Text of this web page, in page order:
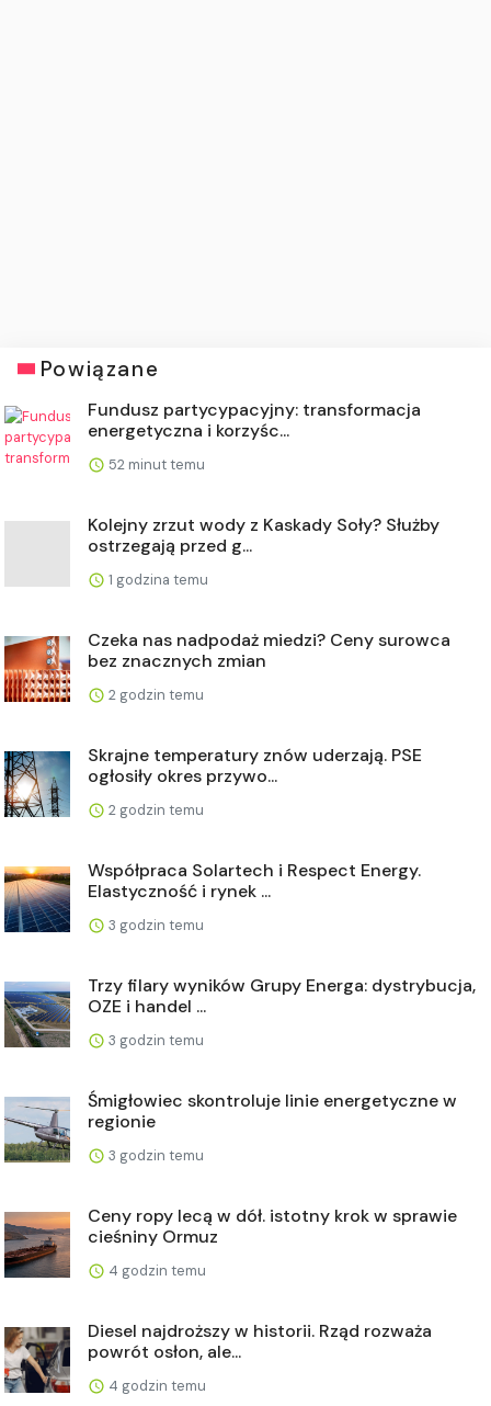
Powiązane
Fundusz partycypacyjny: transformacja
energetyczna i korzyśc...
52 minut temu
Kolejny zrzut wody z Kaskady Soły? Służby
ostrzegają przed g...
1 godzina temu
Czeka nas nadpodaż miedzi? Ceny surowca
bez znacznych zmian
2 godzin temu
Skrajne temperatury znów uderzają. PSE
ogłosiły okres przywo...
2 godzin temu
Współpraca Solartech i Respect Energy.
Elastyczność i rynek ...
3 godzin temu
Trzy filary wyników Grupy Energa: dystrybucja,
OZE i handel ...
3 godzin temu
Śmigłowiec skontroluje linie energetyczne w
regionie
3 godzin temu
Ceny ropy lecą w dół. istotny krok w sprawie
cieśniny Ormuz
4 godzin temu
Diesel najdroższy w historii. Rząd rozważa
powrót osłon, ale...
4 godzin temu